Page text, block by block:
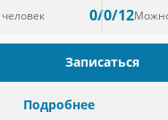
0/0/12
Записаться
Подробнее